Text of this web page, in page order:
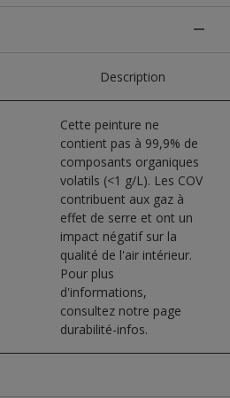
Description
Cette peinture ne
contient pas à 99,9% de
composants organiques
volatils (<1 g/L). Les COV
contribuent aux gaz à
effet de serre et ont un
impact négatif sur la
qualité de l'air intérieur.
Pour plus
d'informations,
consultez notre page
durabilité-infos.